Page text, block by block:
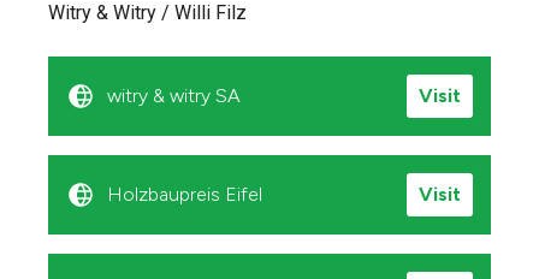
Witry & Witry / Willi Filz
witry & witry SA Visit
Holzbaupreis Eifel Visit